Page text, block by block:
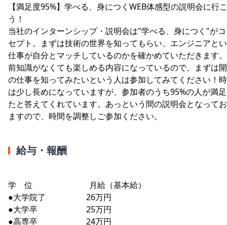
【満足度95%】学べる、身につくWEB体感型の説明会に行こ
う！
当社のインターンシップ・説明会は"学べる、身につく"が
セプト。まずは技術の世界を知ってもらい、エンジニアと
仕事が自分とマッチしているのかを確かめていただきます
前知識がなくても楽しめる内容になっているので、まずは
の仕事を知ってみたいという人は参加してみてください！
は少し長めになっていますが、参加者のうち95%の人が満
たと答えてくれています。あっという間の説明会となって
ますので、時間を調整しご参加ください。
給与・報酬
学 位 月給（基本給）
●大学院了 26万円
●大学卒 25万円
●高専卒 24万円